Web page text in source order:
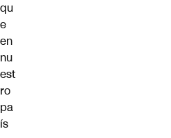
qu
e
en
nu
est
ro
pa
ís